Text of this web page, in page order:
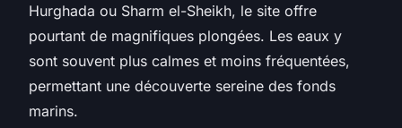
Hurghada ou Sharm el-Sheikh, le site offre
pourtant de magnifiques plongées. Les eaux y
sont souvent plus calmes et moins fréquentées,
permettant une découverte sereine des fonds
marins.